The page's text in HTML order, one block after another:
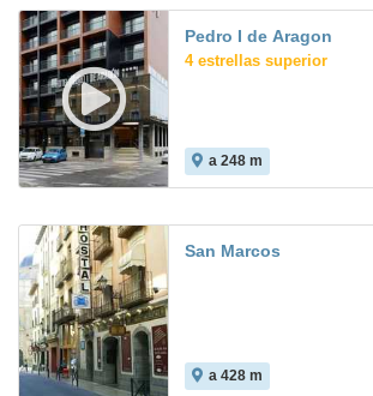
Pedro I de Aragon
4 estrellas superior
a 248 m
San Marcos
a 428 m